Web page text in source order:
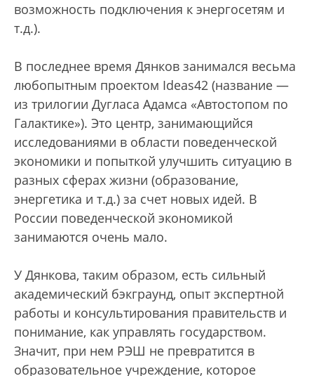
возможность подключения к энергосетям и
т.д.).
В последнее время Дянков занимался весьма
любопытным проектом Ideas42 (название —
из трилогии Дугласа Адамса «Автостопом по
Галактике»). Это центр, занимающийся
исследованиями в области поведенческой
экономики и попыткой улучшить ситуацию в
разных сферах жизни (образование,
энергетика и т.д.) за счет новых идей. В
России поведенческой экономикой
занимаются очень мало.
У Дянкова, таким образом, есть сильный
академический бэкграунд, опыт экспертной
работы и консультирования правительств и
понимание, как управлять государством.
Значит, при нем РЭШ не превратится в
образовательное учреждение, которое